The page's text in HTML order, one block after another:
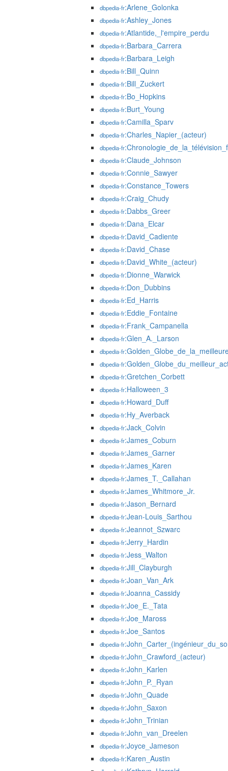
dbpedia-fr:Arlene_Golonka
dbpedia-fr:Ashley_Jones
dbpedia-fr:Atlantide,_l'empire_perdu
dbpedia-fr:Barbara_Carrera
dbpedia-fr:Barbara_Leigh
dbpedia-fr:Bill_Quinn
dbpedia-fr:Bill_Zuckert
dbpedia-fr:Bo_Hopkins
dbpedia-fr:Burt_Young
dbpedia-fr:Camilla_Sparv
dbpedia-fr:Charles_Napier_(acteur)
dbpedia-fr
dbpedia-fr:Claude_Johnson
dbpedia-fr:Connie_Sawyer
dbpedia-fr:Constance_Towers
dbpedia-fr:Craig_Chudy
dbpedia-fr:Dabbs_Greer
dbpedia-fr:Dana_Elcar
dbpedia-fr:David_Cadiente
dbpedia-fr:David_Chase
dbpedia-fr:David_White_(acteur)
dbpedia-fr:Dionne_Warwick
dbpedia-fr:Don_Dubbins
dbpedia-fr:Ed_Harris
dbpedia-fr:Eddie_Fontaine
dbpedia-fr:Frank_Campanella
dbpedia-fr:Glen_A._Larson
dbpedia-fr
dbpedia-fr
dbpedia-fr:Gretchen_Corbett
dbpedia-fr:Halloween_3
dbpedia-fr:Howard_Duff
dbpedia-fr:Hy_Averback
dbpedia-fr:Jack_Colvin
dbpedia-fr:James_Coburn
dbpedia-fr:James_Garner
dbpedia-fr:James_Karen
dbpedia-fr:James_T._Callahan
dbpedia-fr:James_Whitmore_Jr.
dbpedia-fr:Jason_Bernard
dbpedia-fr:Jean-Louis_Sarthou
dbpedia-fr:Jeannot_Szwarc
dbpedia-fr:Jerry_Hardin
dbpedia-fr:Jess_Walton
dbpedia-fr:Jill_Clayburgh
dbpedia-fr:Joan_Van_Ark
dbpedia-fr:Joanna_Cassidy
dbpedia-fr:Joe_E._Tata
dbpedia-fr:Joe_Maross
dbpedia-fr:Joe_Santos
dbpedia-fr
dbpedia-fr:John_Crawford_(acteur)
dbpedia-fr:John_Karlen
dbpedia-fr:John_P._Ryan
dbpedia-fr:John_Quade
dbpedia-fr:John_Saxon
dbpedia-fr:John_Trinian
dbpedia-fr:John_van_Dreelen
dbpedia-fr:Joyce_Jameson
dbpedia-fr:Karen_Austin